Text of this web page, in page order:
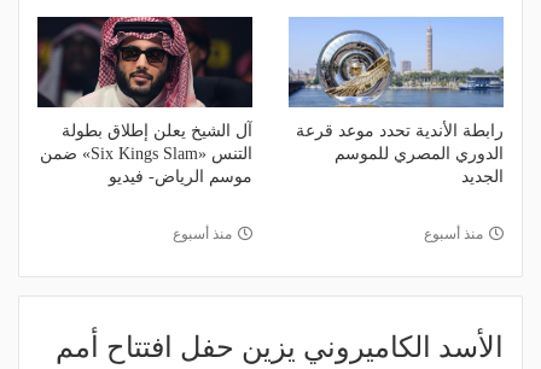
رابطة الأندية تحدد موعد قرعة
الدوري المصري للموسم
الجديد
منذ أسبوع
آل الشيخ يعلن إطلاق بطولة
التنس «Six Kings Slam» ضمن
موسم الرياض- فيديو
منذ أسبوع
الأسد الكاميروني يزين حفل افتتاح أمم